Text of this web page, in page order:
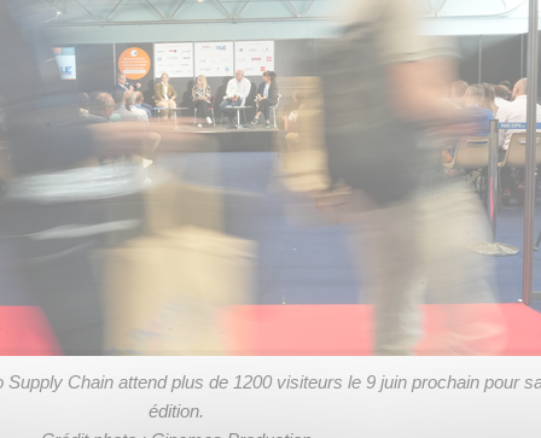
Chain attend plus de 1200 visiteurs le 9 juin prochain pour
édition.